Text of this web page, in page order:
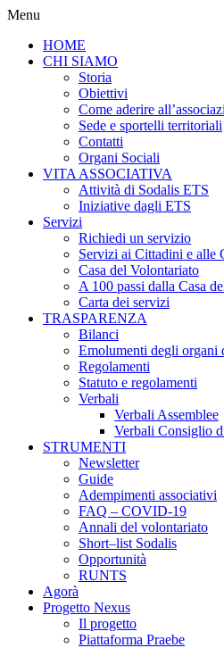
Menu
HOME
CHI SIAMO
Storia
Obiettivi
Come aderire
Sede e sportelli territoriali
Contatti
Organi Sociali
VITA ASSOCIATIVA
Attività di Sodalis ETS
Iniziative dagli ETS
Servizi
Richiedi un servizio
Servizi ai Cittadini e alle
Casa del Volontariato
A 100 passi dalla Casa
Carta dei servizi
TRASPARENZA
Bilanci
Emolumenti degli organi
Regolamenti
Statuto e regolamenti
Verbali
Verbali Assemblee
Verbali Consiglio
STRUMENTI
Newsletter
Guide
Adempimenti associativi
FAQ – COVID-19
Annali del volontariato
Short–list Sodalis
Opportunità
RUNTS
Agorà
Progetto Nexus
Il progetto
Piattaforma Praebe